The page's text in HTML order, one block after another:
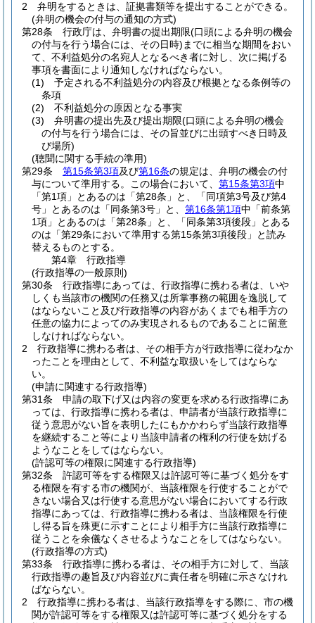
2
弁明をするときは、証拠書類等を提出することができる。
(弁明の機会の付与の通知の方式)
第28条
行政庁は、弁明書の提出期限(口頭による弁明の機会
の付与を行う場合には、その日時) までに相当な期間をおい
て、不利益処分の名宛人となるべき者に対し、次に掲げる
事項を書面により通知しなければならない。
(1)
予定される不利益処分の内容及び根拠となる条例等の
条項
(2)
不利益処分の原因となる事実
(3)
弁明書の提出先及び提出期限(口頭による弁明の機会
の付与を行う場合には、その旨並びに出頭すべき日時及
び場所)
(聴聞に関する手続の準用)
第29条
第15条第3項及び第16条の規定は、弁明の機会の付
与について準用する。
この場合において、 第15条第3項中
「第1項」とあるのは「第28条」と、「同項第3号及び第4
号」とあるのは「同条第3号」と、 第16条第1項中「前条第
1項」とあるのは「第28条」と、「同条第3項後段」とある
のは「第29条において準用する第15条第3項後段」と読み
替えるものとする。
第4章
行政指導
(行政指導の一般原則)
第30条
行政指導にあっては、行政指導に携わる者は、いや
しくも当該市の機関の任務又は所掌事務の範囲を逸脱して
はならないこと及び行政指導の内容があくまでも相手方の
任意の協力によってのみ実現されるものであることに留意
しなければならない。
2
行政指導に携わる者は、その相手方が行政指導に従わなか
ったことを理由として、不利益な取扱いをしてはならな
い。
(申請に関連する行政指導)
第31条
申請の取下げ又は内容の変更を求める行政指導にあ
っては、行政指導に携わる者は、申請者が当該行政指導に
従う意思がない旨を表明したにもかかわらず当該行政指導
を継続すること等により当該申請者の権利の行使を妨げる
ようなことをしてはならない。
(許認可等の権限に関連する行政指導)
第32条
許認可等をする権限又は許認可等に基づく処分をす
る権限を有する市の機関が、当該権限を行使することがで
きない場合又は行使する意思がない場合においてする行政
指導にあっては、行政指導に携わる者は、当該権限を行使
し得る旨を殊更に示すことにより相手方に当該行政指導に
従うことを余儀なくさせるようなことをしてはならない。
(行政指導の方式)
第33条
行政指導に携わる者は、その相手方に対して、当該
行政指導の趣旨及び内容並びに責任者を明確に示さなけれ
ばならない。
2
行政指導に携わる者は、当該行政指導をする際に、市の機
関が許認可等をする権限又は許認可等に基づく処分をする